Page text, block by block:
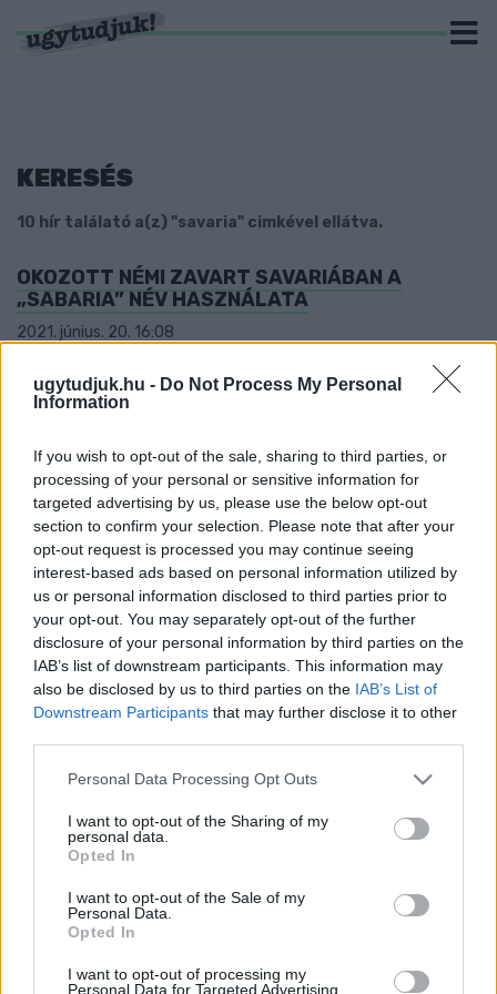
ugytudjuk.hu - Do Not Process My Personal
Information
If you wish to opt-out of the sale, sharing to third parties, or
processing of your personal or sensitive information for
targeted advertising by us, please use the below opt-out
section to confirm your selection. Please note that after your
opt-out request is processed you may continue seeing
interest-based ads based on personal information utilized by
us or personal information disclosed to third parties prior to
your opt-out. You may separately opt-out of the further
disclosure of your personal information by third parties on the
IAB’s list of downstream participants. This information may
also be disclosed by us to third parties on the IAB’s List of
Downstream Participants that may further disclose it to other
Please note that this website/app uses one or more Google
not limited to your visit or usage behaviour. You may click to
grant or deny consent to Google and its third-party tags to
use your data for below specified purposes in below Google
consent section.
Personal Data Processing Opt Outs
I want to opt-out of the Sharing of my
personal data.
Opted In
I want to opt-out of the Sale of my
Personal Data.
Opted In
I want to opt-out of processing my
Personal Data for Targeted Advertising.
KERESÉS
10 hír találató a(z) "savaria" cimkével ellátva.
OKOZOTT NÉMI ZAVART SAVARIÁBAN A
„SABARIA” NÉV HASZNÁLATA
2021. június. 20. 16:08
utóbbi már-már kikopni látszik a köztudatból. De volt egy
időszak, amikor a város kettős elnevezése még vitákat is
25 KILOMÉTERRŐL VEZETTÉK BE AZ IVÓVIZET
AZ ÓKORI SAVÁRIÁBA
2021. március. 04. 07:37
A szennyvíz pedig már 2000 évvel ezelőtt is egy fedett
rendszeren át távozott.
HAMAROSAN ÚJRA MEGCSODÁLHATÓ
SZOMBATHELYEN A LEGNAGYOBB HAZAI
MOZAIK
2020. november. 30. 11:45
A végéhez közeledik Magyarország legnagyobb, egybefüggő
római kori mozaikjának restaurálása. Az értékes műtárgyat a
fővárosba szállították, de a felújítást követően ismét hazatér,
és Szombathelyen állítják ki.
NEGYVEN ÉVE SZOLGÁL ÚGY EGY BEKÖTŐÚT
VASBAN, HOGY EGY GÖDÖR SEM VOLT MÉG
RAJTA
2020. november. 25. 09:31
szembe jön velünk. Pontosabban „fut" alattunk.
CSÜTÖRTÖKTŐL ÚJRA MOZIZHATUNK A
SZOMBATHELYI BELVÁROSBAN
2020. június. 23. 16:46